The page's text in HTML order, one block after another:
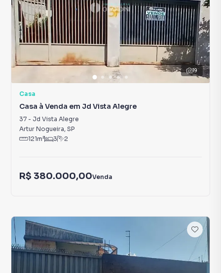
19
Casa
Casa à Venda em Jd Vista Alegre
37 - Jd Vista Alegre
Artur Nogueira, SP
121m² 3 2
R$ 380.000,00Venda